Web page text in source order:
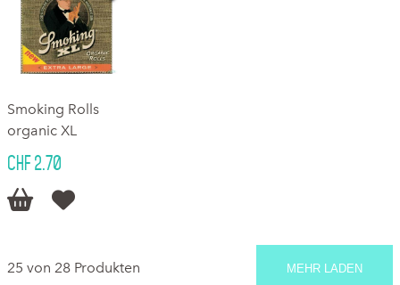
Smoking Rolls
organic XL
CHF 2.70
 
25 von 28 Produkten MEHR LADEN